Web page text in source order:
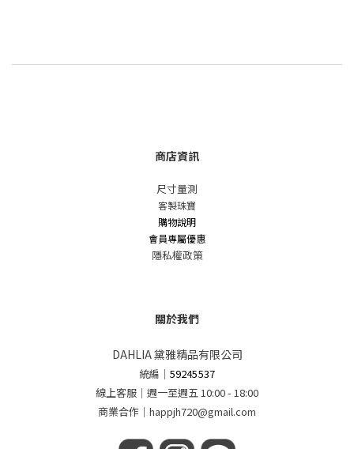
商店資訊
尺寸量測
客製珠寶
購物說明
會員專屬優惠
隱私權政策
關於我們
DAHLIA 黛雅精品有限公司
統編 ｜59245537
線上客服｜週一至週五 10:00 - 18:00
商業合作｜happjh720@gmail.com